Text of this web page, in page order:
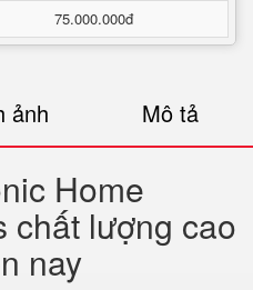
75.000.000đ
ảnh Mô tả
Home
chất lượng cao
nay